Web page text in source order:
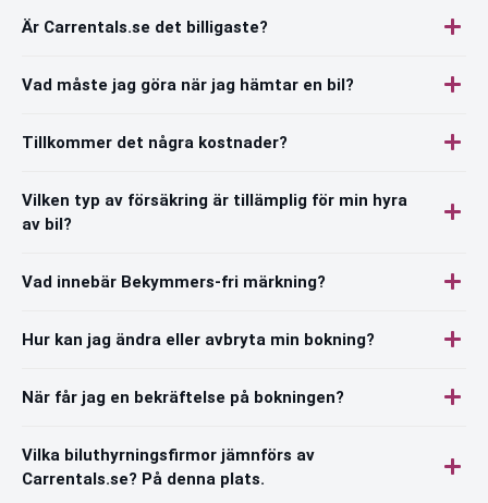
Är Carrentals.se det billigaste?
Vad måste jag göra när jag hämtar en bil?
Tillkommer det några kostnader?
Vilken typ av försäkring är tillämplig för min hyra
av bil?
Vad innebär Bekymmers-fri märkning?
Hur kan jag ändra eller avbryta min bokning?
När får jag en bekräftelse på bokningen?
Vilka biluthyrningsfirmor jämnförs av
Carrentals.se? På denna plats.